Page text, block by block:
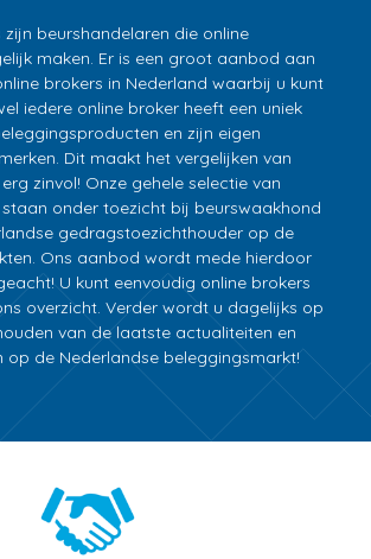
zijn beurshandelaren die online
maken. Er is een groot aanbod aan
brokers in Nederland waarbij u kunt
iedere online broker heeft een uniek
en zijn eigen
Dit maakt het vergelijken van
zinvol! Onze gehele selectie van
onder toezicht bij beurswaakhond
gedragstoezichthouder op de
Ons aanbod wordt mede hierdoor
U kunt eenvoudig online brokers
overzicht. Verder wordt u dagelijks op
van de laatste actualiteiten en
op de Nederlandse beleggingsmarkt!